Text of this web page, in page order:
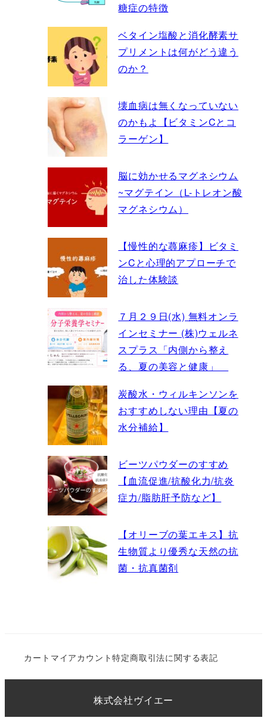
糖症の特徴
ベタイン塩酸と消化酵素サ
プリメントは何がどう違う
のか？
壊血病は無くなっていない
のかもよ【ビタミンCとコ
ラーゲン】
脳に効かせるマグネシウム
~マグテイン（L-トレオン酸
マグネシウム）
【慢性的な蕁麻疹】ビタミ
ンCと心理的アプローチで
治した体験談
７月２９日(水) 無料オンラ
インセミナー (株)ウェルネ
スプラス「内側から整え
る、夏の美容と健康」
炭酸水・ウィルキンソンを
おすすめしない理由【夏の
水分補給】
ビーツパウダーのすすめ
【血流促進/抗酸化力/抗炎
症力/脂肪肝予防など】
【オリーブの葉エキス】抗
生物質より優秀な天然の抗
菌・抗真菌剤
カート マイアカウント特定商取引法に関する表記
株式会社ヴイエー